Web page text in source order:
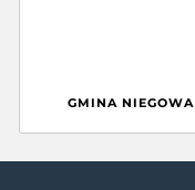
GMINA NIEGOWA